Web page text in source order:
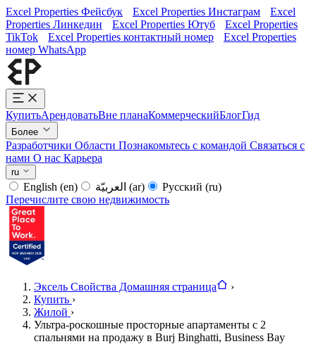
Excel Properties Фейсбук Excel Properties Инстаграм
Excel
Properties Линкедин
Excel Properties Ютуб
Excel Properties
TikTok
Excel Properties контактный номер
Excel Properties
номер WhatsApp
КупитьАрендоватьВне планаКоммерческийБлогГид
Более
Разработчики Области Познакомьтесь с командой Связаться с
нами О нас Карьера
ru
English (en) (ar) Русский (ru)
Перечислите свою недвижимость
Эксель Свойства Домашняя страница
›
Купить ›
Жилой ›
Ультра-роскошные просторные апартаменты с 2
спальнями на продажу в Burj Binghatti, Business Bay